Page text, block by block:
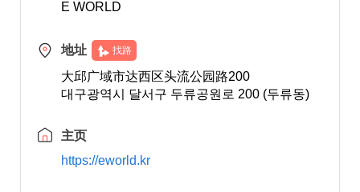
E WORLD
地址 找路
大邱广域市达西区头流公园路200
대구광역시 달서구 두류공원로 200 (두류동)
主页
https://eworld.kr